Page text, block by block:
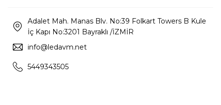
Adalet Mah. Manas Blv. No:39 Folkart Towers B Kule
İç Kapı No:3201 Bayraklı /İZMİR
info@ledavm.net
5449343505